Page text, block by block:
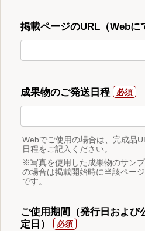
掲載ページのURL（Webに
成果物のご発送日程
Webでご使用の場合は、完成品
日程をご記入ください。
※写真を使用した成果物のサン
の場合は掲載開始時に当該ペー
です。
ご使用期間（発行日および
定日）